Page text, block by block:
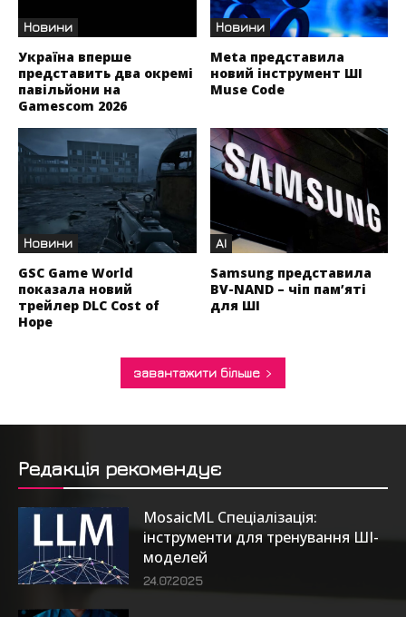
Новини
Україна вперше
представить два окремі
павільйони на
Gamescom 2026
Новини
Meta представила
новий інструмент ШІ
Muse Code
Новини
GSC Game World
показала новий
трейлер DLC Cost of
Hope
AI
Samsung представила
BV-NAND – чіп пам’яті
для ШІ
завантажити більше
Редакція рекомендує
MosaicML Спеціалізація:
інструменти для тренування ШІ-
моделей
24.07.2025